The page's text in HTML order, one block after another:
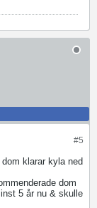
#5
klarar kyla ned
dom
5 år nu & skulle